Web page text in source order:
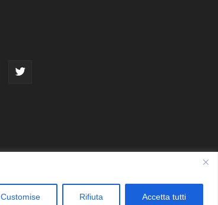
Customise Rifiuta Accetta tutti